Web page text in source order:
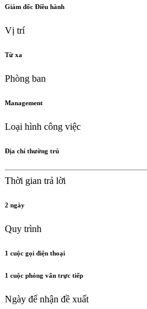
Giám đốc Điều hành
Vị trí
Từ xa
Phòng ban
Management
Loại hình công việc
Địa chỉ thường trú
Thời gian trả lời
2 ngày
Quy trình
1 cuộc gọi điện thoại
1 cuộc phỏng vấn trực tiếp
Ngày để nhận đề xuất